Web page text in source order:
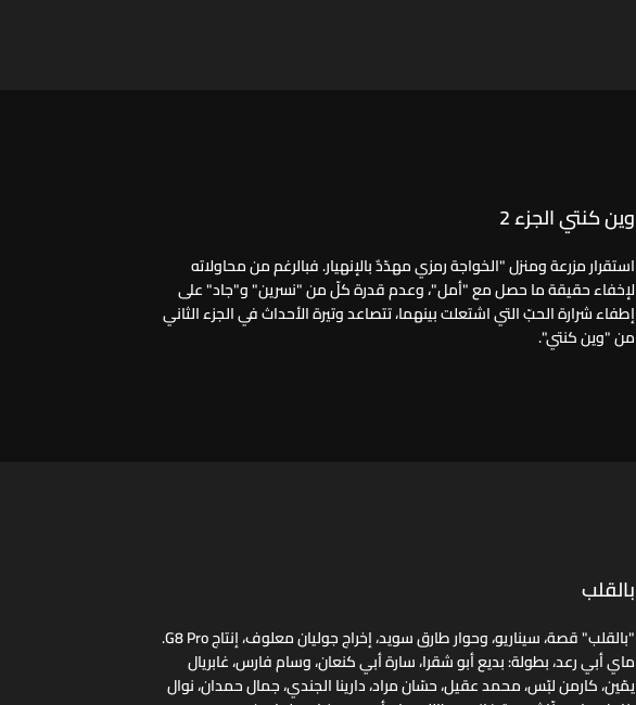
وين كنتي الجزء 2
استقرار مزرعة ومنزل "الخواجة رمزي مهدّدٌ بالإنهيار. فبالرغم من محاولاته
لإخفاء حقيقة ما حصل مع "أمل"، وعدم قدرة كلّ من "نسرين" و"جاد" على
إطفاء شرارة الحبّ التي اشتعلت بينهما، تتصاعد وتيرة الأحداث في الجزء الثاني
من "وين كنتي".
بالقلب
"بالقلب" قصة، سيناريو، وحوار طارق سويد، إخراج جوليان معلوف، إنتاج G8 Pro.
ماي أبي رعد، بطولة: بديع أبو شقرا، سارة أبي كنعان، وسام فارس، غابريال
يمّين، كارمن لبّس، محمد عقيل، حسّان مراد، دارينا الجندي، جمال حمدان، نوال